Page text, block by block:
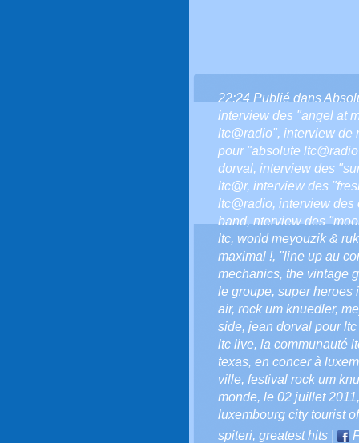
22:24 Publié dans
interview des "angel at
ltc@radio", interview de
pour "absolute
dorval, interview des
ltc@r, interview des
ltc@radio, interview des
band,nterview des
ltc, world meyouzik &
maximal !, "line up au
mechanics, the vintage
le groupe, super heroes
air, rock um knuedler,
side, jean dorval pour
ltc live, la communauté
texas, en concer à
ville, festival rock um
monde, le 02 juillet 2011
luxembourg city tourist
spiteri, greatest hits